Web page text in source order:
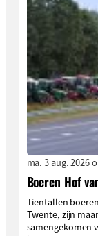
ma. 3 aug. 2026
Boeren Hof
Tientallen
Twente, zijn
samengekomen